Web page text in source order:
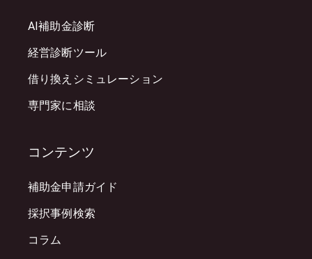
AI補助金診断
経営診断ツール
借り換えシミュレーション
専門家に相談
コンテンツ
補助金申請ガイド
採択事例検索
コラム